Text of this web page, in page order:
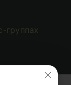
группах